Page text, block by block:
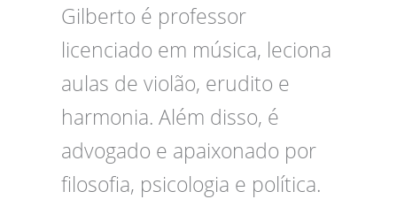
Gilberto é professor
licenciado em música, leciona
aulas de violão, erudito e
harmonia. Além disso, é
advogado e apaixonado por
filosofia, psicologia e política.